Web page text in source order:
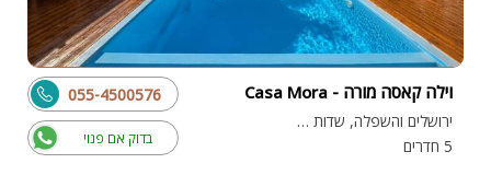
וילה קאסה מורה - Casa Mora
ירושלים והשפלה, שדות מיכה
5 חדרים
בדוק אם פנוי
055-4500576